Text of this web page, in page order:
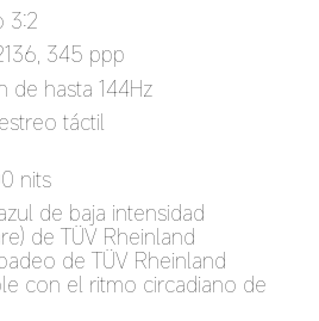
3:2
345 ppp
de hasta 144Hz
táctil
nits
de baja intensidad
de TÜV Rheinland
de TÜV Rheinland
con el ritmo circadiano de